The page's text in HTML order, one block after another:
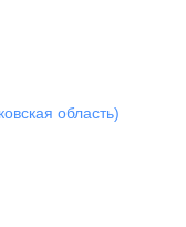
область)